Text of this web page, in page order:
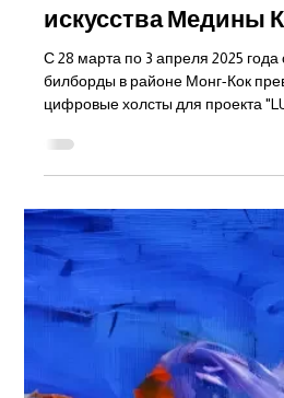
29 мар. 2025 г.
2 мин. чтения
Небо Гонконга как
искусства Медины
С 28 марта по 3 апреля 2025
билборды в районе Монг-Кок
цифровые холсты для проекта
паблик-арт интервенции от Art
дизайн, технологии и